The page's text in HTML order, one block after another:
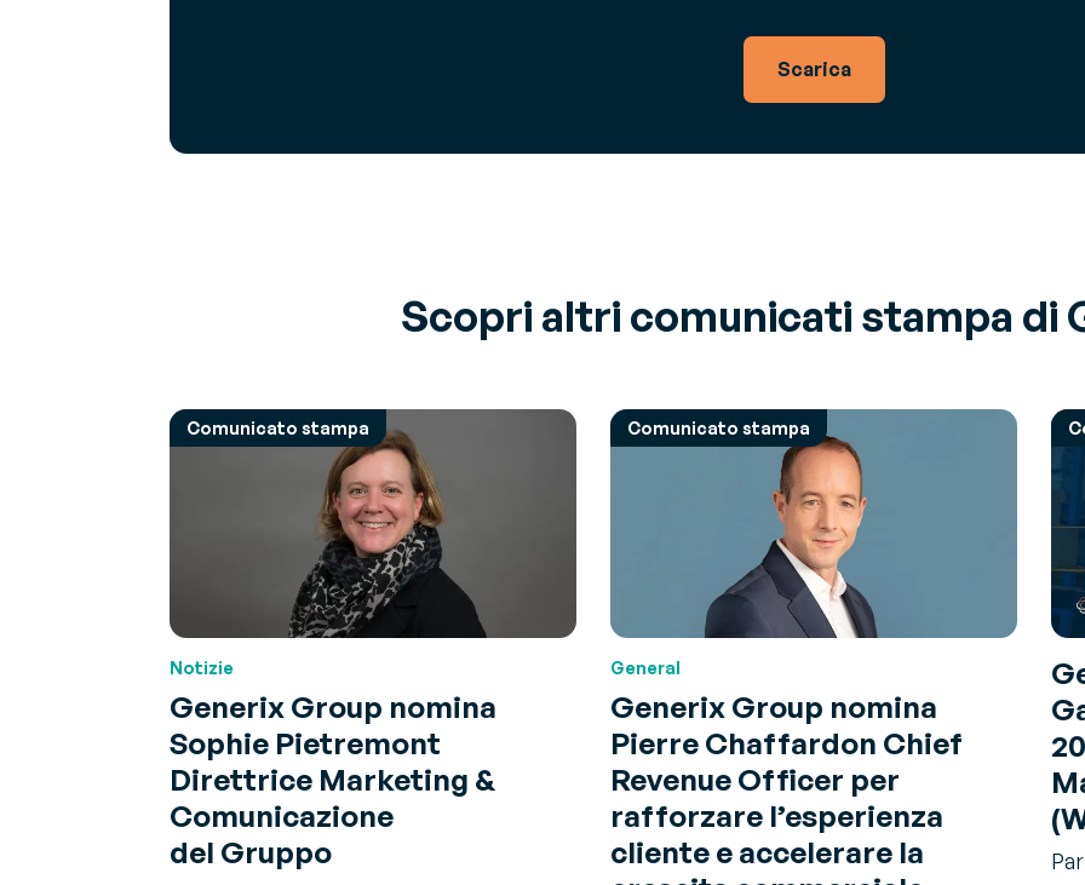
Scarica
Scopri altri comunicati stampa di
Comunicato stampa
Notizie
Generix Group nomina
Sophie Pietremont
Direttrice Marketing &
Comunicazione
del Gruppo
Comunicato stampa
General
Generix Group nomina
Pierre Chaffardon Chief
Revenue Officer per
rafforzare l’esperienza
cliente e accelerare la